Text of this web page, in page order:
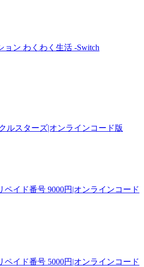
ョン わくわく生活 -Switch
ルスターズ|オンラインコード版
ペイド番号 9000円|オンラインコード
ペイド番号 5000円|オンラインコード